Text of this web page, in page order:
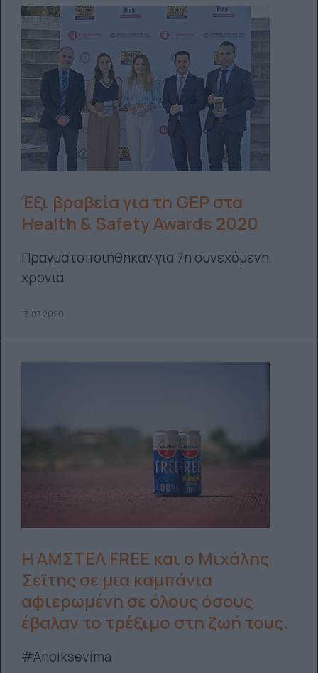
Έξι βραβεία για τη GEP στα
Health & Safety Awards 2020
Πραγματοποιήθηκαν για 7η συνεχόμενη
χρονιά.
13.07.2020
Η ΑΜΣΤΕΛ FREE και ο Μιχάλης
Σεϊτης σε μια καμπάνια
αφιερωμένη σε όλους όσους
έβαλαν το τρέξιμο στη ζωή τους.
#Anoiksevima